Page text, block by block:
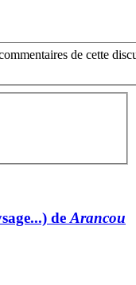
de cette
de Arancou